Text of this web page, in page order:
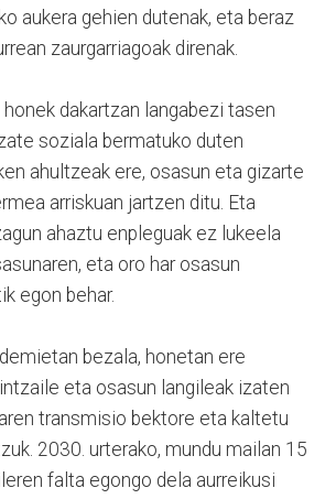
aukera gehien dutenak, eta beraz
zaurgarriagoak direnak.
honek dakartzan langabezi tasen
soziala bermatuko duten
ahultzeak ere, osasun eta gizarte
arriskuan jartzen ditu. Eta
ahaztu enpleguak ez lukeela
eta oro har osasun
egon behar.
bezala, honetan ere
eta osasun langileak izaten
transmisio bektore eta kaltetu
2030. urterako, mundu mailan 15
falta egongo dela aurreikusi